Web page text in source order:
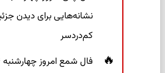
نشانه‌هایی برای دیدن
کم‌دردسر